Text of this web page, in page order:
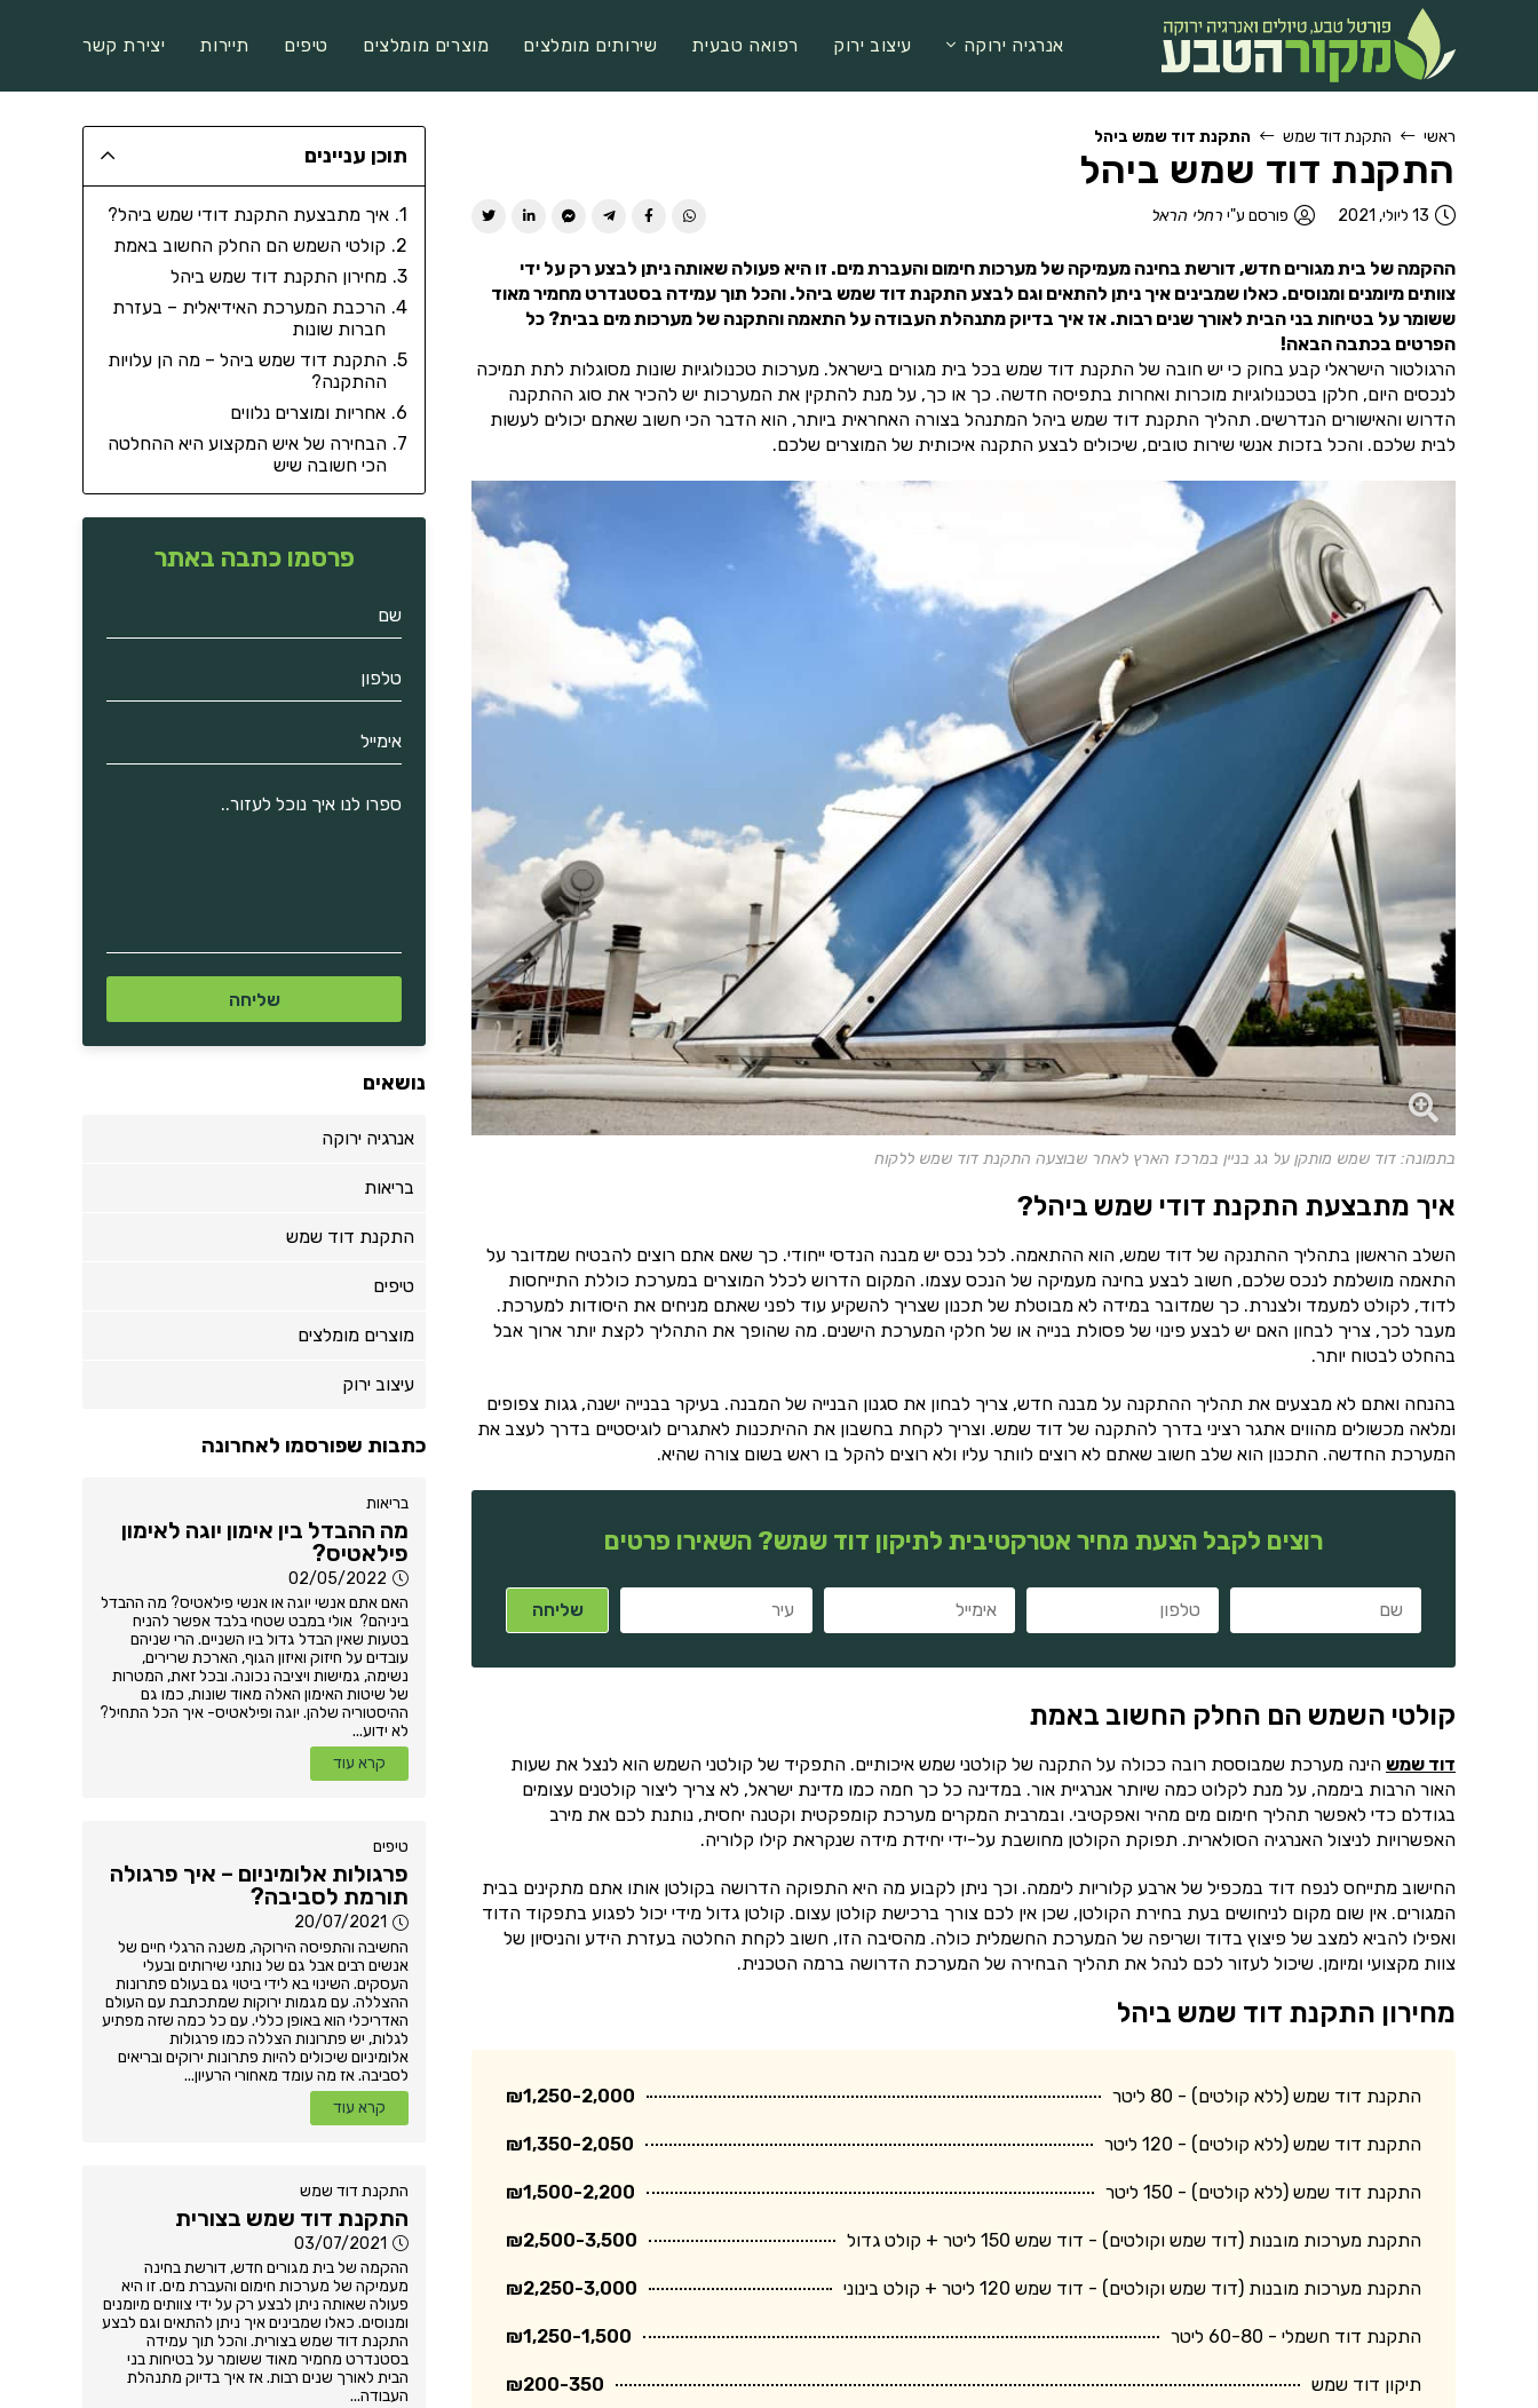
אנרגיה ירוקה עיצוב ירוק רפואה טבעית שירותים מומלצים מוצרים מומלצים טיפים תיירות יצירת קשר
ראשי התקנת דוד שמש התקנת דוד שמש ביהל
התקנת דוד שמש ביהל
13 ליולי, 2021 פורסם ע"י רחלי הראל
ההקמה של בית מגורים חדש, דורשת בחינה מעמיקה של מערכות חימום והעברת מים. זו היא פעולה שאותה ניתן לבצע רק על ידי
צוותים מיומנים ומנוסים. כאלו שמבינים איך ניתן להתאים וגם לבצע התקנת דוד שמש ביהל. והכל תוך עמידה בסטנדרט מחמיר מאוד
ששומר על בטיחות בני הבית לאורך שנים רבות. אז איך בדיוק מתנהלת העבודה על התאמה והתקנה של מערכות מים בבית? כל
הפרטים בכתבה הבאה!
הרגולטור הישראלי קבע בחוק כי יש חובה של התקנת דוד שמש בכל בית מגורים בישראל. מערכות טכנולוגיות שונות מסוגלות לתת תמיכה
לנכסים היום, חלקן בטכנולוגיות מוכרות ואחרות בתפיסה חדשה. כך או כך, על מנת להתקין את המערכות יש להכיר את סוג ההתקנה
הדרוש והאישורים הנדרשים. תהליך התקנת דוד שמש ביהל המתנהל בצורה האחראית ביותר, הוא הדבר הכי חשוב שאתם יכולים לעשות
לבית שלכם. והכל בזכות אנשי שירות טובים, שיכולים לבצע התקנה איכותית של המוצרים שלכם.
בתמונה: דוד שמש מותקן על גג בניין במרכז הארץ לאחר שבוצעה התקנת דוד שמש ללקוח
איך מתבצעת התקנת דודי שמש ביהל?
השלב הראשון בתהליך ההתנקה של דוד שמש, הוא ההתאמה. לכל נכס יש מבנה הנדסי ייחודי. כך שאם אתם רוצים להבטיח שמדובר על
התאמה מושלמת לנכס שלכם, חשוב לבצע בחינה מעמיקה של הנכס עצמו. המקום הדרוש לכלל המוצרים במערכת כוללת התייחסות
לדוד, לקולט למעמד ולצנרת. כך שמדובר במידה לא מבוטלת של תכנון שצריך להשקיע עוד לפני שאתם מניחים את היסודות למערכת.
מעבר לכך, צריך לבחון האם יש לבצע פינוי של פסולת בנייה או של חלקי המערכת הישנים. מה שהופך את התהליך לקצת יותר ארוך אבל
בהחלט לבטוח יותר.
בהנחה ואתם לא מבצעים את תהליך ההתקנה על מבנה חדש, צריך לבחון את סגנון הבנייה של המבנה. בעיקר בבנייה ישנה, גגות צפופים
ומלאה מכשולים מהווים אתגר רציני בדרך להתקנה של דוד שמש. וצריך לקחת בחשבון את ההיתכנות לאתגרים לוגיסטיים בדרך לעצב את
המערכת החדשה. התכנון הוא שלב חשוב שאתם לא רוצים לוותר עליו ולא רוצים להקל בו ראש בשום צורה שהיא.
רוצים לקבל הצעת מחיר אטרקטיבית לתיקון דוד שמש? השאירו פרטים
קולטי השמש הם החלק החשוב באמת
דוד שמש הינה מערכת שמבוססת רובה ככולה על התקנה של קולטני שמש איכותיים. התפקיד של קולטני השמש הוא לנצל את שעות
האור הרבות ביממה, על מנת לקלוט כמה שיותר אנרגיית אור. במדינה כל כך חמה כמו מדינת ישראל, לא צריך ליצור קולטנים עצומים
בגודלם כדי לאפשר תהליך חימום מים מהיר ואפקטיבי. ובמרבית המקרים מערכת קומפקטית וקטנה יחסית, נותנת לכם את מירב
האפשרויות לניצול האנרגיה הסולארית. תפוקת הקולטן מחושבת על-ידי יחידת מידה שנקראת קילו קלוריה.
החישוב מתייחס לנפח דוד במכפיל של ארבע קלוריות ליממה. וכך ניתן לקבוע מה היא התפוקה הדרושה בקולטן אותו אתם מתקינים בבית
המגורים. אין שום מקום לניחושים בעת בחירת הקולטן, שכן אין לכם צורך ברכישת קולטן עצום. קולטן גדול מידי יכול לפגוע בתפקוד הדוד
ואפילו להביא למצב של פיצוץ בדוד ושריפה של המערכת החשמלית כולה. מהסיבה הזו, חשוב לקחת החלטה בעזרת הידע והניסיון של
צוות מקצועי ומיומן. שיכול לעזור לכם לנהל את תהליך הבחירה של המערכת הדרושה ברמה הטכנית.
מחירון התקנת דוד שמש ביהל
התקנת דוד שמש (ללא קולטים) - 80 ליטר ₪1,250-2,000
התקנת דוד שמש (ללא קולטים) - 120 ליטר ₪1,350-2,050
התקנת דוד שמש (ללא קולטים) - 150 ליטר ₪1,500-2,200
התקנת מערכות מובנות (דוד שמש וקולטים) - דוד שמש 150 ליטר + קולט גדול ₪2,500-3,500
התקנת מערכות מובנות (דוד שמש וקולטים) - דוד שמש 120 ליטר + קולט בינוני ₪2,250-3,000
התקנת דוד חשמלי - 60-80 ליטר ₪1,250-1,500
תיקון דוד שמש ₪200-350
תוכן עניינים
איך מתבצעת התקנת דודי שמש ביהל?
קולטי השמש הם החלק החשוב באמת
מחירון התקנת דוד שמש ביהל
הרכבת המערכת האידיאלית – בעזרת
חברות שונות
התקנת דוד שמש ביהל – מה הן עלויות
ההתקנה?
אחריות ומוצרים נלווים
הבחירה של איש המקצוע היא ההחלטה
הכי חשובה שיש
פרסמו כתבה באתר
נושאים
אנרגיה ירוקה
בריאות
התקנת דוד שמש
טיפים
מוצרים מומלצים
עיצוב ירוק
כתבות שפורסמו לאחרונה
בריאות
מה ההבדל בין אימון יוגה לאימון
פילאטיס?
02/05/2022
האם אתם אנשי יוגה או אנשי פילאטיס? מה ההבדל
ביניהם? אולי במבט שטחי בלבד אפשר להניח
בטעות שאין הבדל גדול ביו השניים. הרי שניהם
עובדים על חיזוק ואיזון הגוף, הארכת שרירים,
נשימה, גמישות ויציבה נכונה. ובכל זאת, המטרות
של שיטות האימון האלה מאוד שונות, כמו גם
ההיסטוריה שלהן. יוגה ופילאטיס- איך הכל התחיל?
לא ידוע...
קרא עוד
טיפים
פרגולות אלומיניום – איך פרגולה
תורמת לסביבה?
20/07/2021
החשיבה והתפיסה הירוקה, משנה הרגלי חיים של
אנשים רבים אבל גם של נותני שירותים ובעלי
העסקים. השינוי בא לידי ביטוי גם בעולם פתרונות
ההצללה. עם מגמות ירוקות שמתכתבת עם העולם
האדריכלי הוא באופן כללי. עם כל כמה שזה מפתיע
לגלות, יש פתרונות הצללה כמו פרגולות
אלומיניום שיכולים להיות פתרונות ירוקים ובריאים
לסביבה. אז מה עומד מאחורי הרעיון...
קרא עוד
התקנת דוד שמש
התקנת דוד שמש בצורית
03/07/2021
ההקמה של בית מגורים חדש, דורשת בחינה
מעמיקה של מערכות חימום והעברת מים. זו היא
פעולה שאותה ניתן לבצע רק על ידי צוותים מיומנים
ומנוסים. כאלו שמבינים איך ניתן להתאים וגם לבצע
התקנת דוד שמש בצורית. והכל תוך עמידה
בסטנדרט מחמיר מאוד ששומר על בטיחות בני
הבית לאורך שנים רבות. אז איך בדיוק מתנהלת
העבודה...